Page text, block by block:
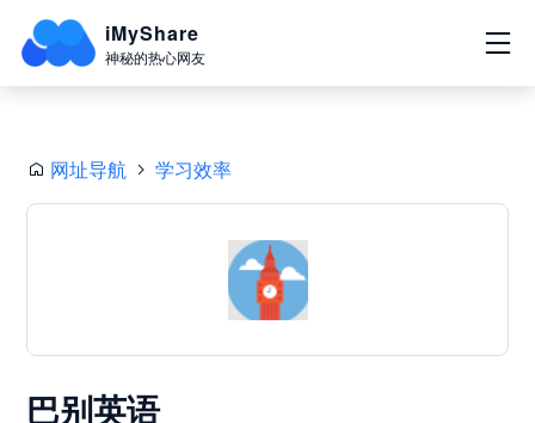
iMyShare
神秘的热心网友
网址导航 学习效率
巴别英语